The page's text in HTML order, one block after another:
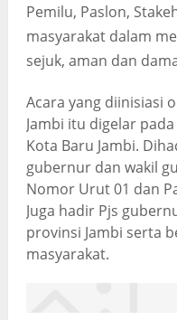
Pemilu, Paslon,
masyarakat dalam
sejuk, aman dan
Acara yang diinisiasi
Jambi itu digelar
Kota Baru Jambi.
gubernur dan wakil
Nomor Urut 01 dan
Juga hadir Pjs
provinsi Jambi serta
masyarakat.